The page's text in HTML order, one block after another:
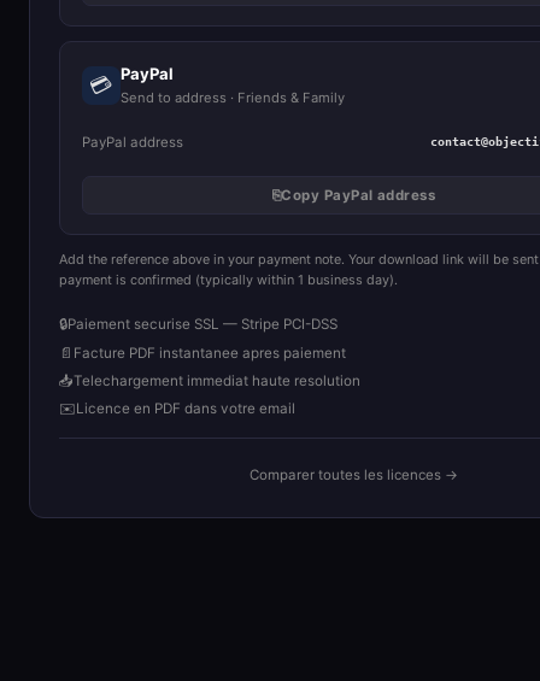
💳 PayPal
Send to address · Friends & Family
PayPal address
⎘Copy PayPal address
Add the reference above in your payment note. Your download link will be
payment is confirmed (typically within 1 business day).
🔒Paiement securise SSL — Stripe PCI-DSS
📄 Facture PDF instantanee apres paiement
📥Telechargement immediat haute resolution
✉️Licence en PDF dans votre email
Comparer toutes les licences →